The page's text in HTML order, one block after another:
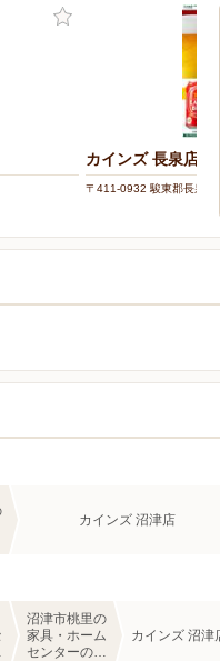
カインズ 長泉店
〒411-0932 駿東郡長泉町
カインズ 沼津店
沼津市桃里の
家具・ホーム
センターのチ
カインズ 沼津